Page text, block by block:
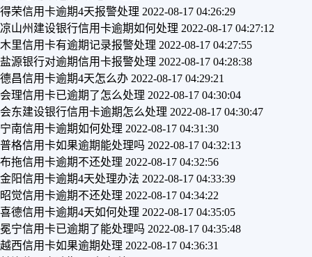
得荣信用卡逾期4天报警处理 2022-08-17 04:26:29
凉山州建设银行信用卡逾期如何处理 2022-08-17 04:27:12
木里信用卡有逾期记录报警处理 2022-08-17 04:27:55
盐源银行对逾期信用卡报警处理 2022-08-17 04:28:38
德昌信用卡逾期4天怎么办 2022-08-17 04:29:21
会理信用卡已逾期了怎么处理 2022-08-17 04:30:04
会东建设银行信用卡逾期怎么处理 2022-08-17 04:30:47
宁南信用卡逾期如何处理 2022-08-17 04:31:30
普格信用卡如果逾期能处理吗 2022-08-17 04:32:13
布拖信用卡逾期不还处理 2022-08-17 04:32:56
金阳信用卡逾期4天处理办法 2022-08-17 04:33:39
昭觉信用卡逾期不还处理 2022-08-17 04:34:22
喜德信用卡逾期4天如何处理 2022-08-17 04:35:05
冕宁信用卡已逾期了能处理吗 2022-08-17 04:35:48
越西信用卡如果逾期处理 2022-08-17 04:36:31